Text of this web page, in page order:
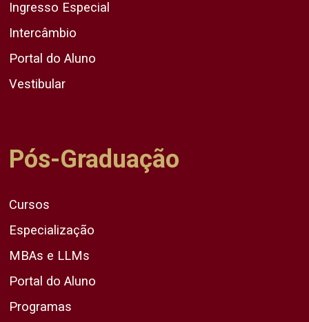
Ingresso Especial
Intercâmbio
Portal do Aluno
Vestibular
Pós-Graduação
Cursos
Especialização
MBAs e LLMs
Portal do Aluno
Programas